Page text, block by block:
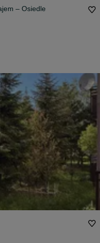
– Osiedle